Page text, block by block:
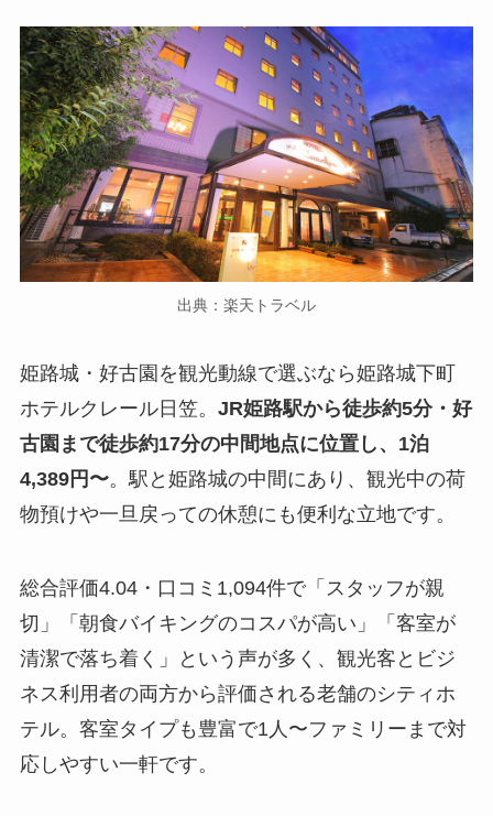
出典：楽天トラベル
姫路城・好古園を観光動線で選ぶなら姫路城下町
ホテルクレール日笠。 JR姫路駅から徒歩約5分・好
古園まで徒歩約17分の中間地点に位置し、1泊
4,389円〜。駅と姫路城の中間にあり、観光中の荷
物預けや一旦戻っての休憩にも便利な立地です。
総合評価4.04・口コミ1,094件で「スタッフが親
切」「朝食バイキングのコスパが高い」「客室が
清潔で落ち着く」という声が多く、観光客とビジ
ネス利用者の両方から評価される老舗のシティホ
テル。客室タイプも豊富で1人〜ファミリーまで対
応しやすい一軒です。